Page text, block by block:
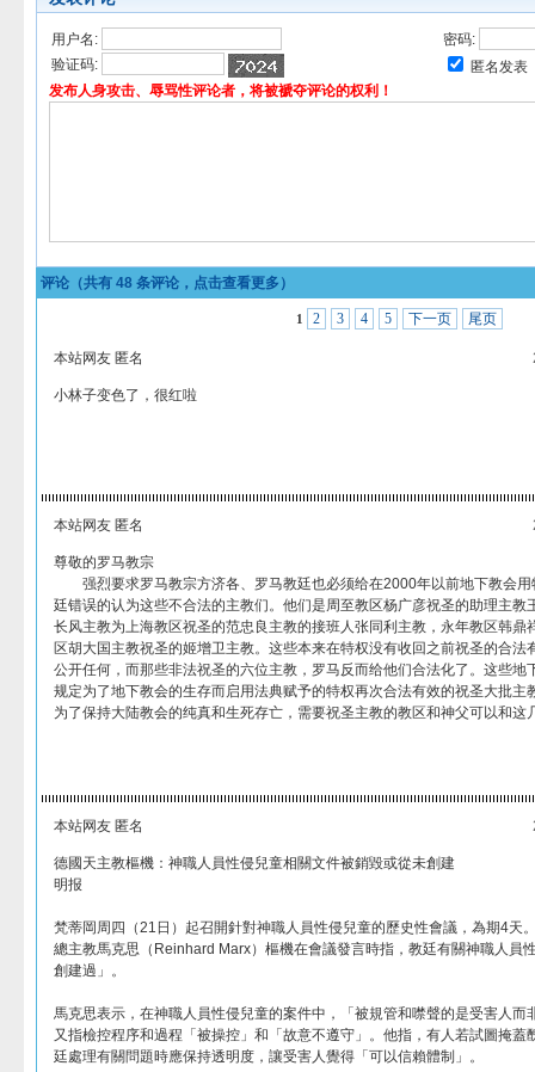
用户名:
密码:
验证码:
匿名发表
发布人身攻击、辱骂性评论者，将被褫夺评论的权利！
评论（共有 48 条评论，点击查看更多）
1 2 3 4 5 下一页 尾页
本站网友 匿名
小林子变色了，很红啦
本站网友 匿名
尊敬的罗马教宗
强烈要求罗马教宗方济各、罗马教廷也必须给在2000年以前地下教会用
廷错误的认为这些不合法的主教们。他们是周至教区杨广彦祝圣的助理主
长风主教为上海教区祝圣的范忠良主教的接班人张同利主教，永年教区韩鼎
区胡大国主教祝圣的姬增卫主教。这些本来在特权没有收回之前祝圣的合法
公开任何，而那些非法祝圣的六位主教，罗马反而给他们合法化了。这些地
规定为了地下教会的生存而启用法典赋予的特权再次合法有效的祝圣大批主
为了保持大陆教会的纯真和生死存亡，需要祝圣主教的教区和神父可以和这
本站网友 匿名
德國天主教樞機：神職人員性侵兒童相關文件被銷毀或從未創建
明报
梵蒂岡周四（21日）起召開針對神職人員性侵兒童的歷史性會議，為期4天
總主教馬克思（Reinhard Marx）樞機在會議發言時指，教廷有關神職人員
創建過」。
馬克思表示，在神職人員性侵兒童的案件中，「被規管和噤聲的是受害人而
又指檢控程序和過程「被操控」和「故意不遵守」。他指，有人若試圖掩蓋
廷處理有關問題時應保持透明度，讓受害人覺得「可以信賴體制」。